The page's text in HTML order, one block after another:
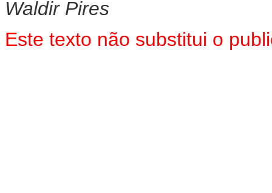
Waldir Pires
Este texto não substitui o